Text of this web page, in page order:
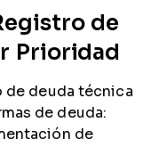
de
Prioridad
de deuda técnica
de deuda:
de